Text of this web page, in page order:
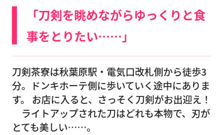
「刀剣を眺めながらゆっくりと食
事をとりたい…… 」
刀剣茶寮は秋葉原駅・電気口改札側から徒歩3
分。ドンキホーテ側に歩いていく途中にありま
す。 お店に入ると、さっそく刀剣がお出迎え！
ライトアップされた刀はどれも本物で、刃が
とても美しい……。